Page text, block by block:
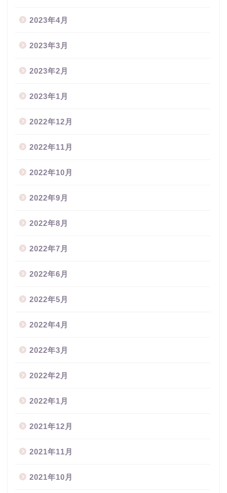
2023年4月
2023年3月
2023年2月
2023年1月
2022年12月
2022年11月
2022年10月
2022年9月
2022年8月
2022年7月
2022年6月
2022年5月
2022年4月
2022年3月
2022年2月
2022年1月
2021年12月
2021年11月
2021年10月